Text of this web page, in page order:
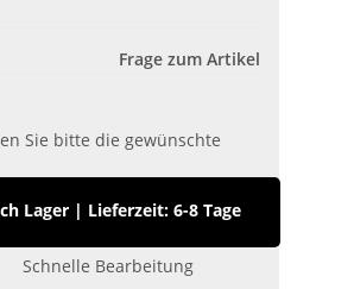
Frage zum Artikel
Sie bitte die gewünschte
Lager | Lieferzeit: 6-8 Tage
Schnelle Bearbeitung